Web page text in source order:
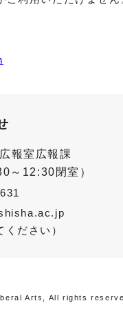
報室広報課
～12:30閉室）
ください）
Arts, All rights